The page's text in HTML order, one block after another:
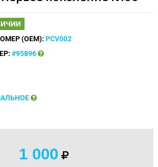
(OEM): PCV002
#95896
1 000